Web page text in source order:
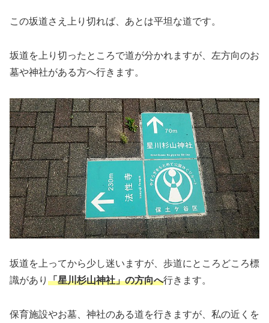
この坂道さえ上り切れば、あとは平坦な道です。
坂道を上り切ったところで道が分かれますが、左方向のお
墓や神社がある方へ行きます。
坂道を上ってから少し迷いますが、歩道にところどころ標
識があり 「星川杉山神社」の方向へ行きます。
保育施設やお墓、神社のある道を行きますが、私の近くを